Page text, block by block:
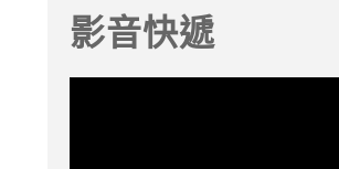
影音快遞